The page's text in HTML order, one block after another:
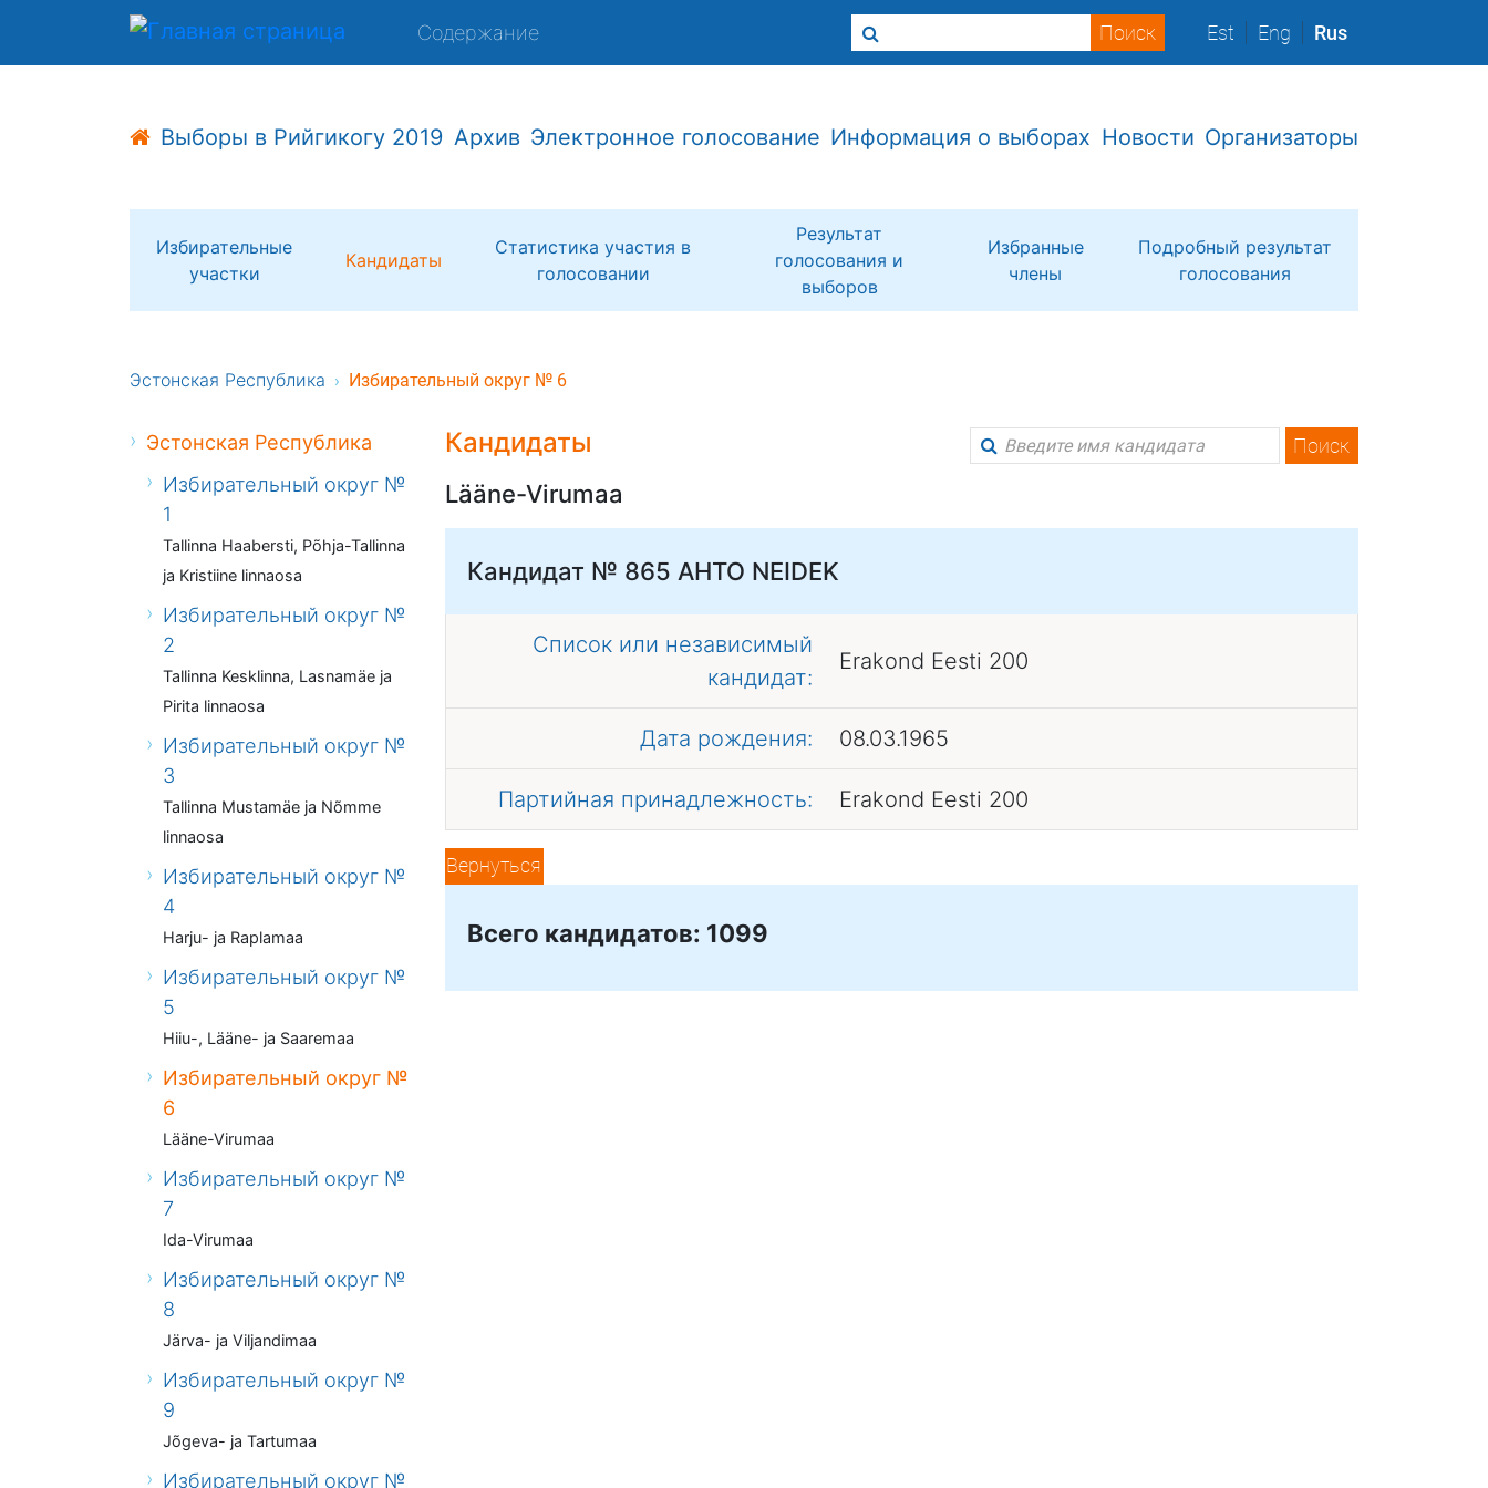
Содержание Est Eng Rus
Выборы в Рийгикогу 2019 Архив Электронное голосование Информация о выборах Новости Организаторы
Избирательные
участки
Кандидаты
Статистика участия в
голосовании
Результат
голосования и
выборов
Избранные
члены
Подробный результат
голосования
Эстонская Республика Избирательный округ № 6
Эстонская Республика
Избирательный округ №
1
Tallinna Haabersti, Põhja-Tallinna
ja Kristiine linnaosa
Избирательный округ №
2
Tallinna Kesklinna, Lasnamäe ja
Pirita linnaosa
Избирательный округ №
3
Tallinna Mustamäe ja Nõmme
linnaosa
Избирательный округ №
4
Harju- ja Raplamaa
Избирательный округ №
5
Hiiu-, Lääne- ja Saaremaa
Избирательный округ №
6
Lääne-Virumaa
Избирательный округ №
7
Ida-Virumaa
Избирательный округ №
8
Järva- ja Viljandimaa
Избирательный округ №
9
Jõgeva- ja Tartumaa
Избирательный округ №
Кандидаты Поиск
Lääne-Virumaa
Кандидат № 865 AHTO NEIDEK
Список или независимый
кандидат:
Erakond Eesti 200
Дата рождения: 08.03.1965
Партийная принадлежность: Erakond Eesti 200
Вернуться
Всего кандидатов: 1099